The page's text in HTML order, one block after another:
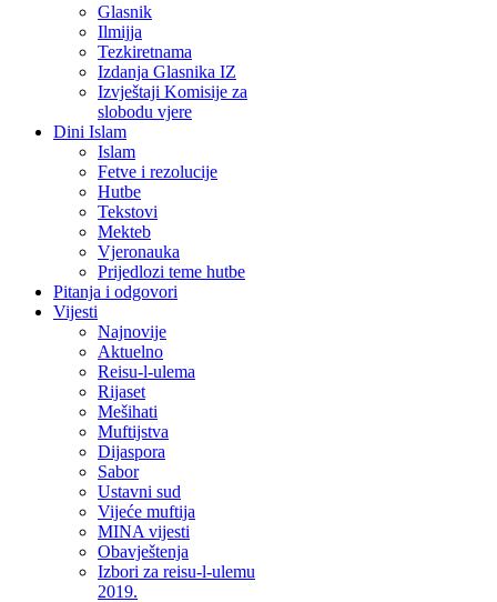
Glasnik
Ilmijja
Tezkiretnama
Izdanja Glasnika IZ
Izvještaji Komisije za
slobodu vjere
Dini Islam
Islam
Fetve i rezolucije
Hutbe
Tekstovi
Mekteb
Vjeronauka
Prijedlozi teme hutbe
Pitanja i odgovori
Vijesti
Najnovije
Aktuelno
Reisu-l-ulema
Rijaset
Mešihati
Muftijstva
Dijaspora
Sabor
Ustavni sud
Vijeće muftija
MINA vijesti
Obavještenja
Izbori za reisu-l-ulemu
2019.